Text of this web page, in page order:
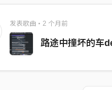
发表歌曲・2 个月前
路途中撞坏的车